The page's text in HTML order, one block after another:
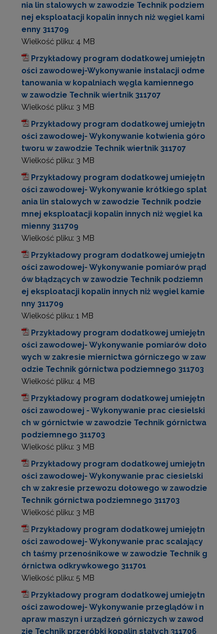
nia lin stalowych w zawodzie Technik podziem
nej eksploatacji kopalin innych niż węgiel kami
enny 311709
Wielkość pliku: 4 MB
Przykładowy program dodatkowej umiejętn
ości zawodowej-Wykonywanie instalacji odme
tanowania w kopalniach węgla kamiennego
w zawodzie Technik wiertnik 311707
Wielkość pliku: 3 MB
Przykładowy program dodatkowej umiejętn
ości zawodowej- Wykonywanie kotwienia góro
tworu w zawodzie Technik wiertnik 311707
Wielkość pliku: 3 MB
Przykładowy program dodatkowej umiejętn
ości zawodowej- Wykonywanie krótkiego splat
ania lin stalowych w zawodzie Technik podzie
mnej eksploatacji kopalin innych niż węgiel ka
mienny 311709
Wielkość pliku: 3 MB
Przykładowy program dodatkowej umiejętn
ości zawodowej- Wykonywanie pomiarów prąd
ów błądzących w zawodzie Technik podziemn
ej eksploatacji kopalin innych niż węgiel kamie
nny 311709
Wielkość pliku: 1 MB
Przykładowy program dodatkowej umiejętn
ości zawodowej- Wykonywanie pomiarów doło
wych w zakresie miernictwa górniczego w zaw
odzie Technik górnictwa podziemnego 311703
Wielkość pliku: 4 MB
Przykładowy program dodatkowej umiejętn
ości zawodowej - Wykonywanie prac ciesielski
ch w górnictwie w zawodzie Technik górnictwa
podziemnego 311703
Wielkość pliku: 3 MB
Przykładowy program dodatkowej umiejętn
ości zawodowej- Wykonywanie prac ciesielski
ch w zakresie przewozu dołowego w zawodzie
Technik górnictwa podziemnego 311703
Wielkość pliku: 3 MB
Przykładowy program dodatkowej umiejętn
ości zawodowej- Wykonywanie prac scalający
ch taśmy przenośnikowe w zawodzie Technik g
órnictwa odkrywkowego 311701
Wielkość pliku: 5 MB
Przykładowy program dodatkowej umiejętn
ości zawodowej- Wykonywanie przeglądów i n
apraw maszyn i urządzeń górniczych w zawod
zie Technik przeróbki kopalin stałych 311706